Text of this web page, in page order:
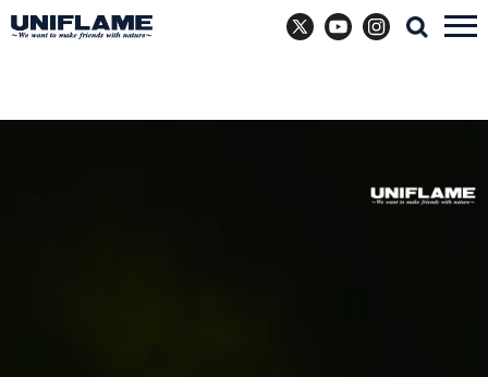
X YouTubeInstagram